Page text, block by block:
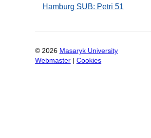
Hamburg SUB: Petri 51
© 2026 Masaryk University
Webmaster
Cookies